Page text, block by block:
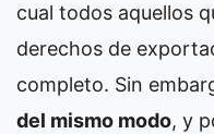
cual todos aquellos
derechos de
completo. Sin
del mismo modo, y